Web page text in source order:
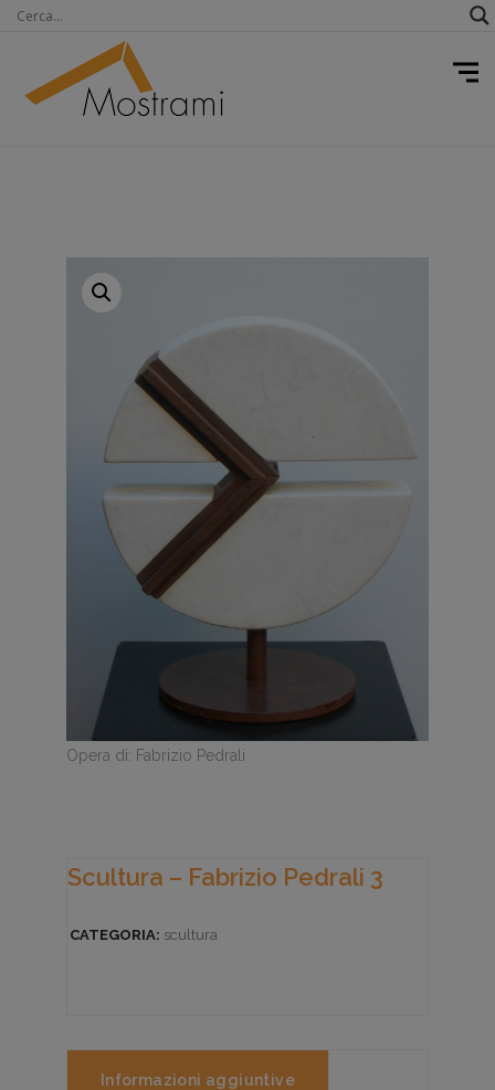
Opera di: Fabrizio Pedrali
Scultura – Fabrizio Pedrali 3
CATEGORIA: scultura
Informazioni aggiuntive